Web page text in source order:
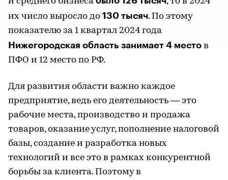
их число выросло до 130 тысяч. По этому
показателю за 1 квартал 2024 года
Нижегородская область занимает 4 место в
ПФО и 12 место по РФ.
Для развития области важно каждое
предприятие, ведь его деятельность — это
рабочие места, производство и продажа
товаров, оказание услуг, пополнение налоговой
базы, создание и разработка новых
технологий и все это в рамках конкурентной
борьбы за клиента. Поэтому в